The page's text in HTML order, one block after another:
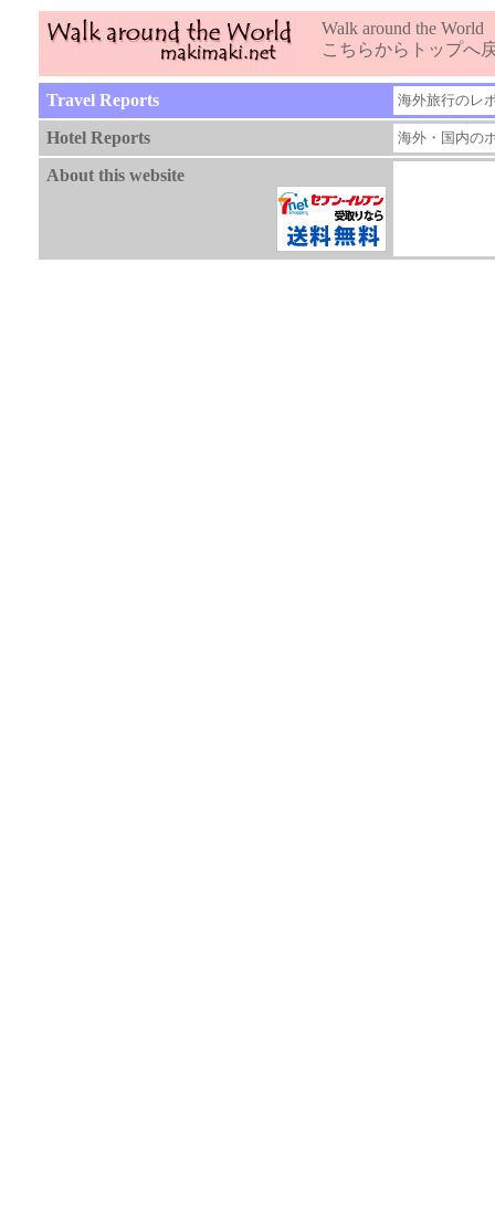
Walk around the World
こちらからトップへ
Travel Reports 海外旅行のレ
Hotel Reports 海外・国内の
About this website